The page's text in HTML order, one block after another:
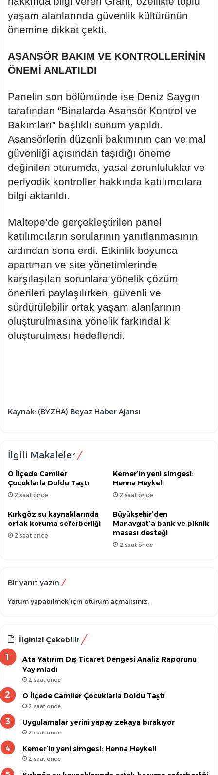
yaşam alanlarında güvenlik kültürünün
önemine dikkat çekti.
ASANSÖR BAKIM VE KONTROLLERİNİN
ÖNEMİ ANLATILDI
Panelin son bölümünde ise Deniz Saygın
tarafından “Binalarda Asansör Kontrol ve
Bakımları” başlıklı sunum yapıldı.
Asansörlerin düzenli bakımının can ve mal
güvenliği açısından taşıdığı öneme
değinilen oturumda, yasal zorunluluklar ve
periyodik kontroller hakkında katılımcılara
bilgi aktarıldı.
Maltepe’de gerçekleştirilen panel,
katılımcıların sorularının yanıtlanmasının
ardından sona erdi. Etkinlik boyunca
apartman ve site yönetimlerinde
karşılaşılan sorunlara yönelik çözüm
önerileri paylaşılırken, güvenli ve
sürdürülebilir ortak yaşam alanlarının
oluşturulmasına yönelik farkındalık
oluşturulması hedeflendi.
Kaynak: (BYZHA) Beyaz Haber Ajansı
İlgili Makaleler
O İlçede Camiler
Çocuklarla Doldu Taştı
2 saat önce
Kemer’in yeni simgesi:
Henna Heykeli
2 saat önce
Kırkgöz su kaynaklarında
ortak koruma seferberliği
2 saat önce
Büyükşehir’den
Manavgat’a bank ve piknik
masası desteği
2 saat önce
Bir yanıt yazın
Yorum yapabilmek için oturum açmalısınız.
İlginizi Çekebilir
Ata Yatırım Dış Ticaret Dengesi Analiz Raporunu
Yayımladı
2 saat önce
O İlçede Camiler Çocuklarla Doldu Taştı
2 saat önce
Uygulamalar yerini yapay zekaya bırakıyor
2 saat önce
Kemer’in yeni simgesi: Henna Heykeli
2 saat önce